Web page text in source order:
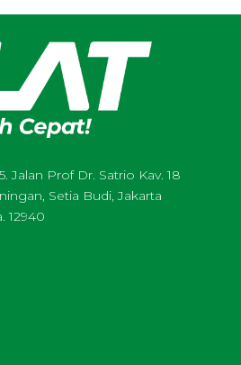
Jalan Prof Dr. Satrio Kav. 18
Setia Budi, Jakarta
12940